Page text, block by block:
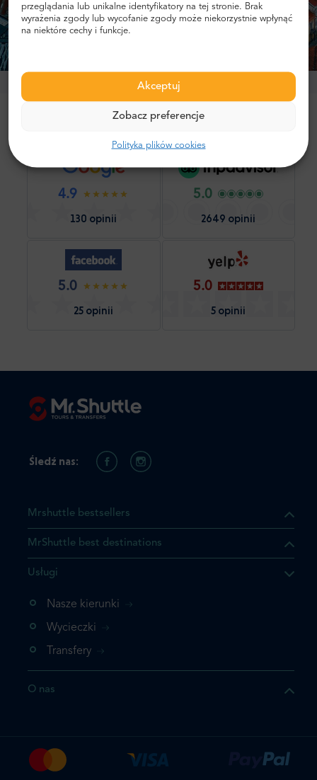
przeglądania lub unikalne identyfikatory na tej stronie. Brak
wyrażenia zgody lub wycofanie zgody może niekorzystnie wpłynąć
na niektóre cechy i funkcje.
Akceptuj
Zobacz preferencje
Polityka plików cookies
Otrzymuj zniżki
Zaufało nam ponad milion klientów!
4.9
130 opinii
5.0
2649 opinii
5.0
25 opinii
5.0
5 opinii
Mrshuttle bestsellers
MrShuttle best destinations
Usługi
Nasze kierunki
Wycieczki
Transfery
O nas
Śledź nas: